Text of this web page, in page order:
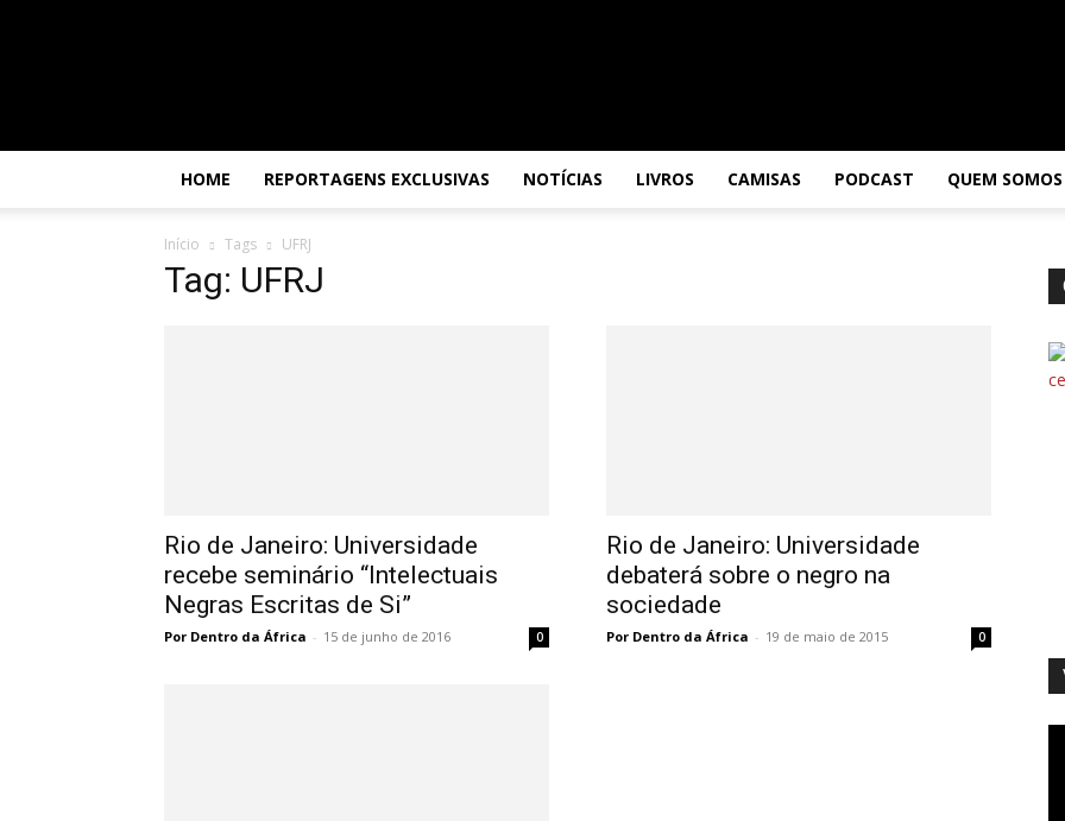
HOME REPORTAGENS EXCLUSIVAS NOTÍCIAS LIVROS CAMISAS PODCAST QUEM SOMOS
Início Tags UFRJ
Tag: UFRJ
Rio de Janeiro: Universidade
recebe seminário “Intelectuais
Negras Escritas de Si”
Por Dentro da África - 15 de junho de 2016 0
Rio de Janeiro: Universidade
debaterá sobre o negro na
sociedade
Por Dentro da África - 19 de maio de 2015 0